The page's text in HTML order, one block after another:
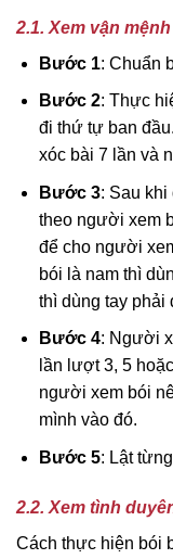
2.1. Xem vận mệnh
Bước 1: Chuẩn
Bước 2: Thực
đi thứ tự ban
xóc bài 7 lần và
Bước 3: Sau khi
theo người xem
để cho người
bói là nam thì
thì dùng tay phải
Bước 4: Người
lần lượt 3, 5
người xem bói
mình vào đó.
Bước 5: Lật
2.2. Xem tình
Cách thực hiện bói